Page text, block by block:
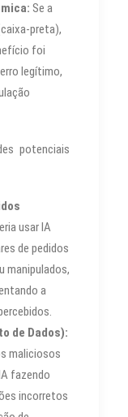
Se a
preta),
foi
legítimo,
potenciais
usar IA
de pedidos
manipulados,
a
de Dados):
maliciosos
fazendo
incorretos